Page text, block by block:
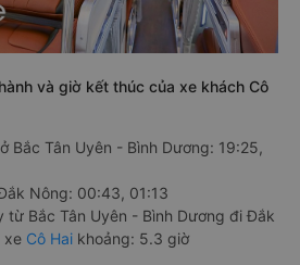
và giờ kết thúc của xe khách Cô
Bắc Tân Uyên - Bình Dương: 19:25,
Nông: 00:43, 01:13
từ Bắc Tân Uyên - Bình Dương đi Đắk
xe Cô Hai khoảng: 5.3 giờ